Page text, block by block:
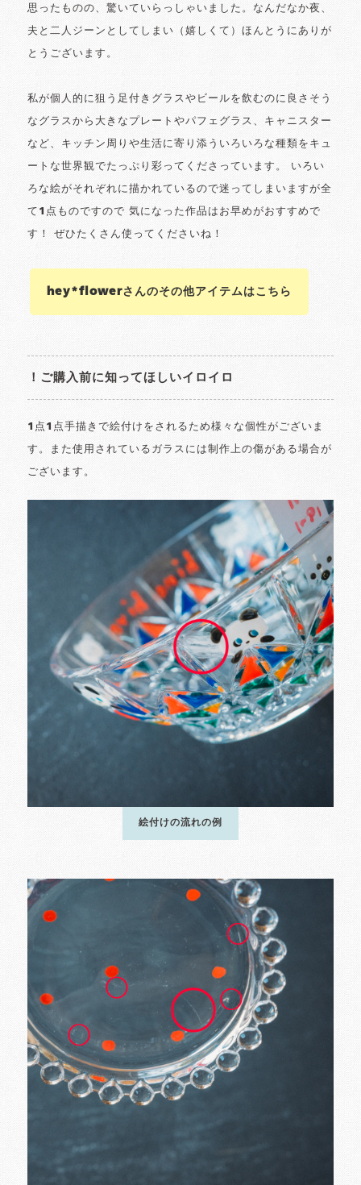
思ったものの、驚いていらっしゃいました。なんだなか夜、
夫と二人ジーンとしてしまい（嬉しくて）ほんとうにありが
とうございます。
私が個人的に狙う足付きグラスやビールを飲むのに良さそう
なグラスから大きなプレートやパフェグラス、キャニスター
など、キッチン周りや生活に寄り添ういろいろな種類をキュ
ートな世界観でたっぷり彩ってくださっています。 いろい
ろな絵がそれぞれに描かれているので迷ってしまいますが全
て1点ものですので 気になった作品はお早めがおすすめで
す！ ぜひたくさん使ってくださいね！
hey*flowerさんのその他アイテムはこちら
！ご購入前に知ってほしいイロイロ
1点1点手描きで絵付けをされるため様々な個性がございま
す。また使用されているガラスには制作上の傷がある場合が
ございます。
絵付けの流れの例